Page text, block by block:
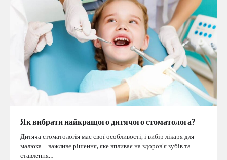
Як вибрати найкращого дитячого стоматолога?
Дитяча стоматологія має свої особливості, і вибір лікаря для
малюка – важливе рішення, яке впливає на здоров’я зубів та
ставлення…